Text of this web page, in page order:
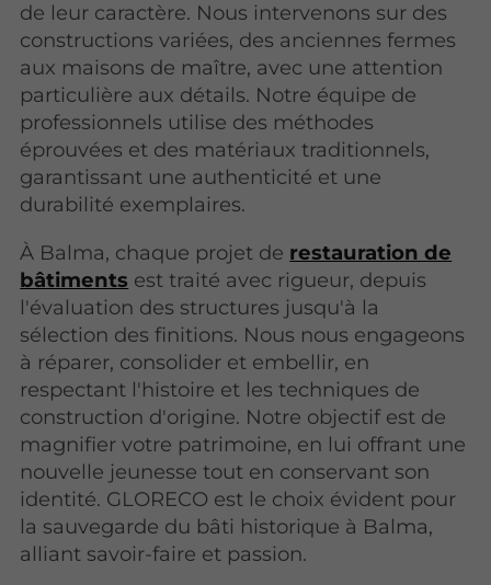
de leur caractère. Nous intervenons sur des
constructions variées, des anciennes fermes
aux maisons de maître, avec une attention
particulière aux détails. Notre équipe de
professionnels utilise des méthodes
éprouvées et des matériaux traditionnels,
garantissant une authenticité et une
durabilité exemplaires.
À Balma, chaque projet de restauration de
bâtiments est traité avec rigueur, depuis
l'évaluation des structures jusqu'à la
sélection des finitions. Nous nous engageons
à réparer, consolider et embellir, en
respectant l'histoire et les techniques de
construction d'origine. Notre objectif est de
magnifier votre patrimoine, en lui offrant une
nouvelle jeunesse tout en conservant son
identité. GLORECO est le choix évident pour
la sauvegarde du bâti historique à Balma,
alliant savoir-faire et passion.